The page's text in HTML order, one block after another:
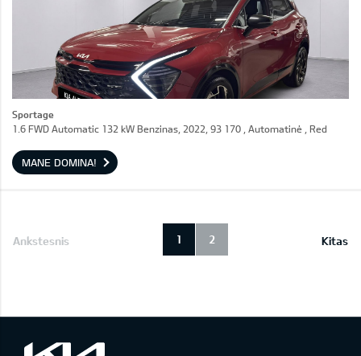
Sportage
1.6 FWD Automatic 132 kW Benzinas, 2022, 93 170 , Automatinė , Red
MANE DOMINA!
Ankstesnis Kitas
1 2